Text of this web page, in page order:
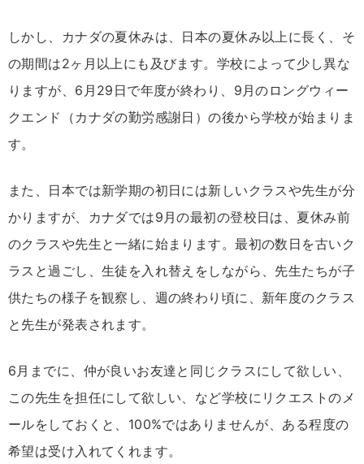
しかし、カナダの夏休みは、日本の夏休み以上に長く、そ
の期間は2ヶ月以上にも及びます。学校によって少し異な
りますが、6月29日で年度が終わり、9月のロングウィー
クエンド（カナダの勤労感謝日）の後から学校が始まりま
す。
また、日本では新学期の初日には新しいクラスや先生が分
かりますが、カナダでは9月の最初の登校日は、夏休み前
のクラスや先生と一緒に始まります。最初の数日を古いク
ラスと過ごし、生徒を入れ替えをしながら、先生たちが子
供たちの様子を観察し、週の終わり頃に、新年度のクラス
と先生が発表されます。
6月までに、仲が良いお友達と同じクラスにして欲しい、
この先生を担任にして欲しい、など学校にリクエストのメ
ールをしておくと、100%ではありませんが、ある程度の
希望は受け入れてくれます。